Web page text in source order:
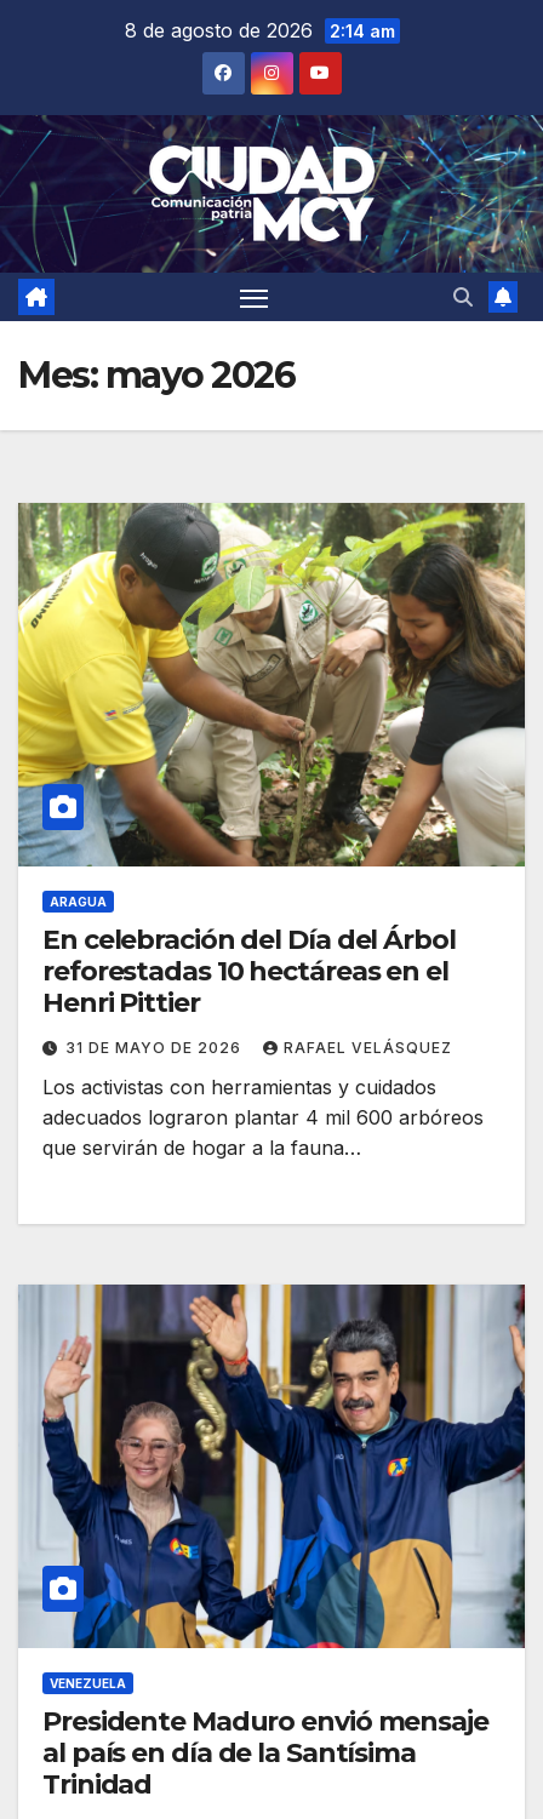
8 de agosto de 2026 2:14 am
Mes: mayo 2026
ARAGUA
En celebración del Día del Árbol
reforestadas 10 hectáreas en el
Henri Pittier
31 DE MAYO DE 2026 RAFAEL VELÁSQUEZ
Los activistas con herramientas y cuidados
adecuados lograron plantar 4 mil 600 arbóreos
que servirán de hogar a la fauna…
VENEZUELA
Presidente Maduro envió mensaje
al país en día de la Santísima
Trinidad